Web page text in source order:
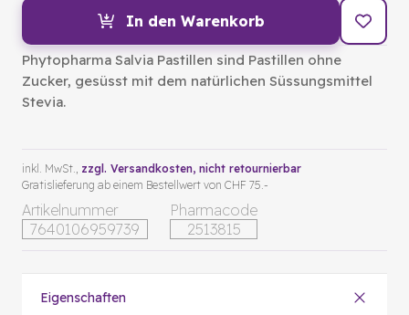
In den Warenkorb
Phytopharma Salvia Pastillen sind Pastillen ohne
Zucker, gesüsst mit dem natürlichen Süssungsmittel
Stevia.
Artikelnummer
7640106959739
Pharmacode
2513815
inkl. MwSt., zzgl. Versandkosten, nicht retournierbar
Gratislieferung ab einem Bestellwert von CHF 75.-
Eigenschaften